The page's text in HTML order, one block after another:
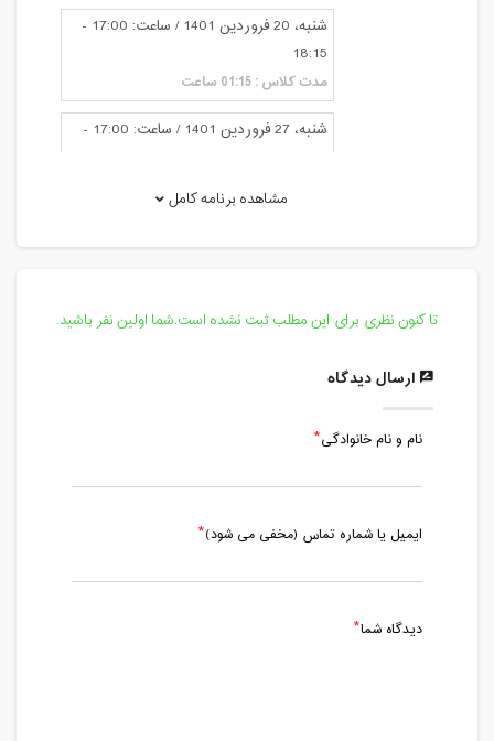
شنبه، 20 فروردین 1401 / ساعت: 17:00 -
18:15
مدت کلاس : 01:15 ساعت
شنبه، 27 فروردین 1401 / ساعت: 17:00 -
مدت کلاس : 01:15 ساعت
مدت کلاس : 01:15 ساعت
مشاهده برنامه کامل
تا کنون نظری برای این مطلب ثبت نشده است.شما اولین نفر باشید.
ارسال دیدگاه
نام و نام خانوادگی
ایمیل یا شماره تماس (مخفی می شود)
دیدگاه شما